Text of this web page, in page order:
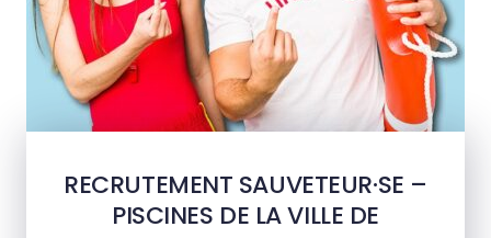
RECRUTEMENT SAUVETEUR·SE –
PISCINES DE LA VILLE DE